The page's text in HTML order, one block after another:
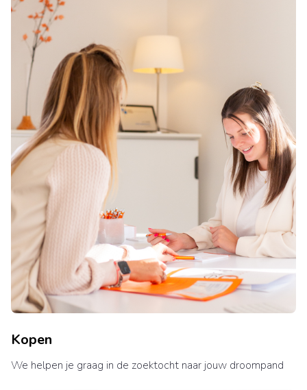
Kopen
We helpen je graag in de zoektocht naar jouw droompand